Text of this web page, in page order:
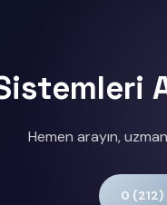
Hemen arayın,
0